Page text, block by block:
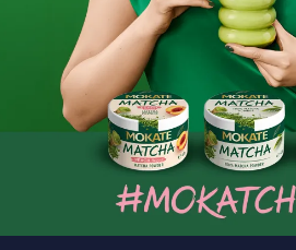
dopasowanie do rytmu parzenia w
Kawa ziarnista Marila Brazil 500g,
czekoladowo-orzechowy z niższą
espresso i kawiarki,
Kawa ziarnista Marila Colombia
deserowa słodycz i pełnia smaku,
Kawa ziarnista Organico
czekolada-orzech w dużym
regularnego parzenia,